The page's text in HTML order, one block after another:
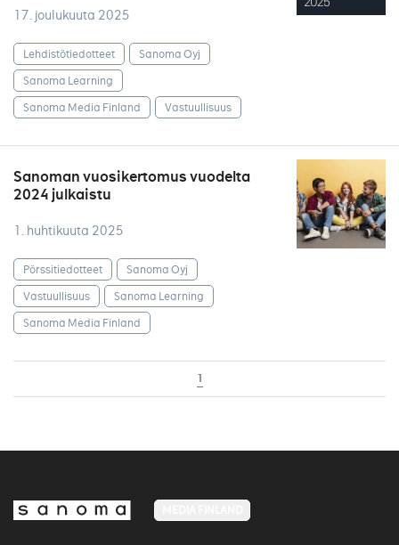
17. joulukuuta 2025
Lehdistötiedotteet
Sanoma Oyj
Sanoma Learning
Sanoma Media Finland
Vastuullisuus
Sanoman vuosikertomus vuodelta
2024 julkaistu
1. huhtikuuta 2025
Pörssitiedotteet
Sanoma Oyj
Vastuullisuus
Sanoma Learning
Sanoma Media Finland
1